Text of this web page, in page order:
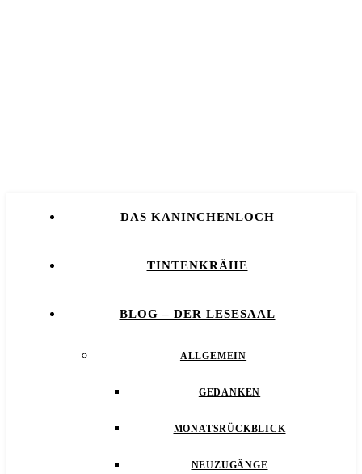
DAS KANINCHENLOCH
TINTENKRÄHE
BLOG – DER LESESAAL
ALLGEMEIN
GEDANKEN
MONATSRÜCKBLICK
NEUZUGÄNGE